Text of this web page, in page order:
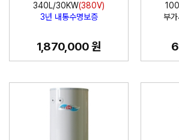
340L/30KW(380V)
3년 내통수명보증
1,870,000 원
부